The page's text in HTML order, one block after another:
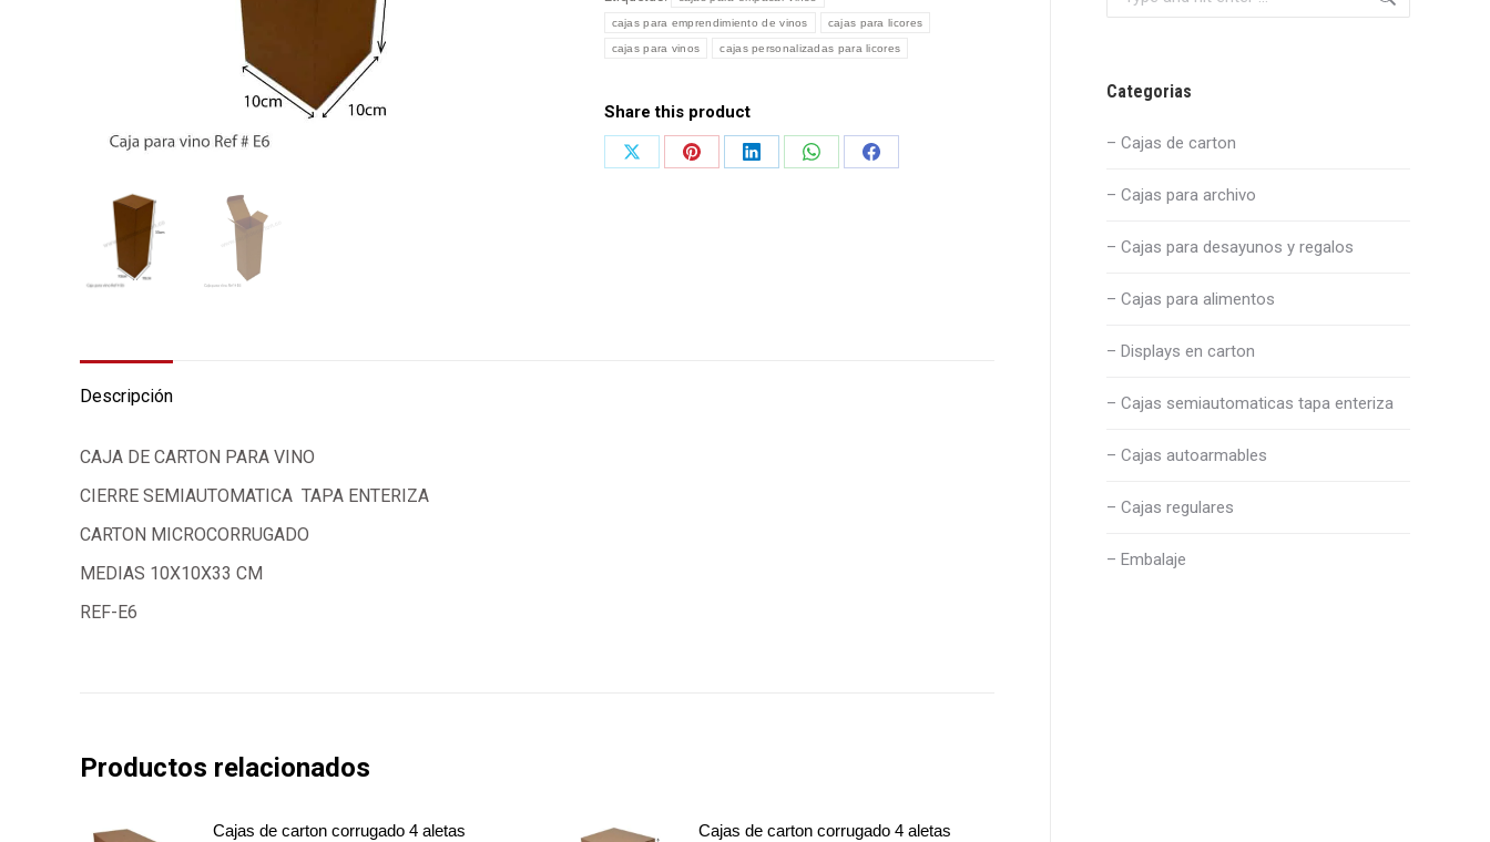
cajas para emprendimiento de vinos cajas para licores
cajas para vinos cajas personalizadas para licores
Share this product
Share
Share
Share
Share
Share
Descripción
CAJA DE CARTON PARA VINO
CIERRE SEMIAUTOMATICA TAPA ENTERIZA
CARTON MICROCORRUGADO
MEDIAS 10X10X33 CM
REF-E6
Productos relacionados
Cajas de carton corrugado 4 aletas
Cajas de carton corrugado 4 aletas
Categorias
– Cajas de carton
– Cajas para archivo
– Cajas para desayunos y regalos
– Cajas para alimentos
– Displays en carton
– Cajas semiautomaticas tapa enteriza
– Cajas autoarmables
– Cajas regulares
– Embalaje